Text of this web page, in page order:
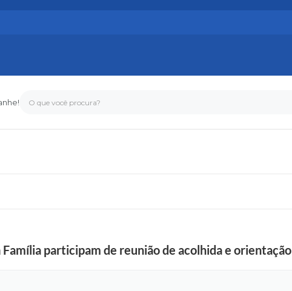
O que você procura?
participam de reunião de acolhida e orientação